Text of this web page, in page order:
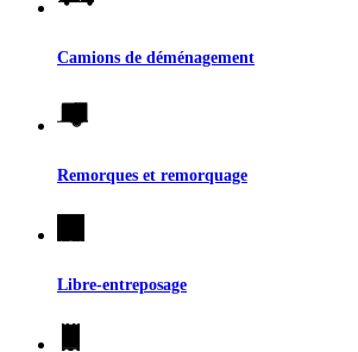
Camions de déménagement
Remorques et remorquage
Libre-entreposage